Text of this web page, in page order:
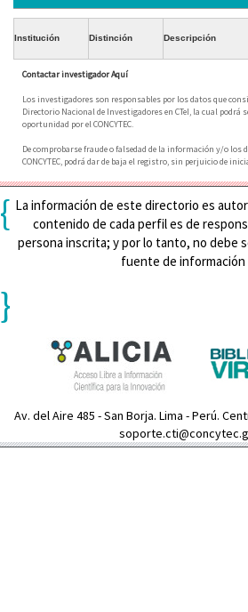
Institución Distinción Descripción
Contactar investigador Aquí
Los investigadores son responsables por los datos que
Directorio Nacional de Investigadores en CTeI, la cual podrá
oportunidad por el CONCYTEC.
De comprobarse fraude o falsedad de la información y/o los
CONCYTEC, podrá dar de baja el registro, sin perjuicio de
{ La información de este directorio es
contenido de cada perfil es de
persona inscrita; y por lo tanto, no debe
fuente de información
}
Av. del Aire 485 - San Borja. Lima - Perú.